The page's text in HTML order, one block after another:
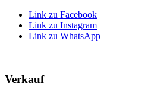
Link zu Facebook
Link zu Instagram
Link zu WhatsApp
Verkauf